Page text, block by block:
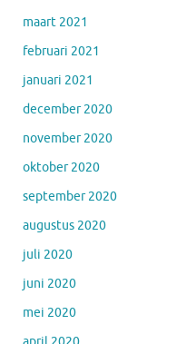
maart 2021
februari 2021
januari 2021
december 2020
november 2020
oktober 2020
september 2020
augustus 2020
juli 2020
juni 2020
mei 2020